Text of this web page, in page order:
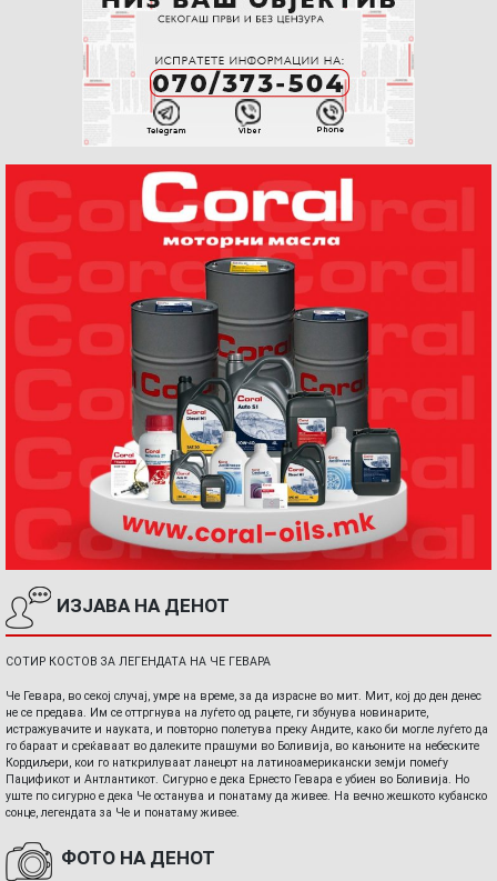
ИЗЈАВА НА ДЕНОТ
СОТИР КОСТОВ ЗА ЛЕГЕНДАТА НА ЧЕ ГЕВАРА
Че Гевара, во секој случај, умре на време, за да израсне во мит. Мит, кој до ден денес
не се предава. Им се оттргнува на луѓето од рацете, ги збунува новинарите,
истражувачите и науката, и повторно полетува преку Андите, како би могле луѓето да
го бараат и среќаваат во далеките прашуми во Боливија, во кањоните на небеските
Кордиљери, кои го наткрилуваат ланецот на латиноамерикански земји помеѓу
Пацификот и Антлантикот. Сигурно е дека Ернесто Гевара е убиен во Боливија. Но
уште по сигурно е дека Че останува и понатаму да живее. На вечно жешкото кубанско
сонце, легендата за Че и понатаму живее.
ФОТО НА ДЕНОТ